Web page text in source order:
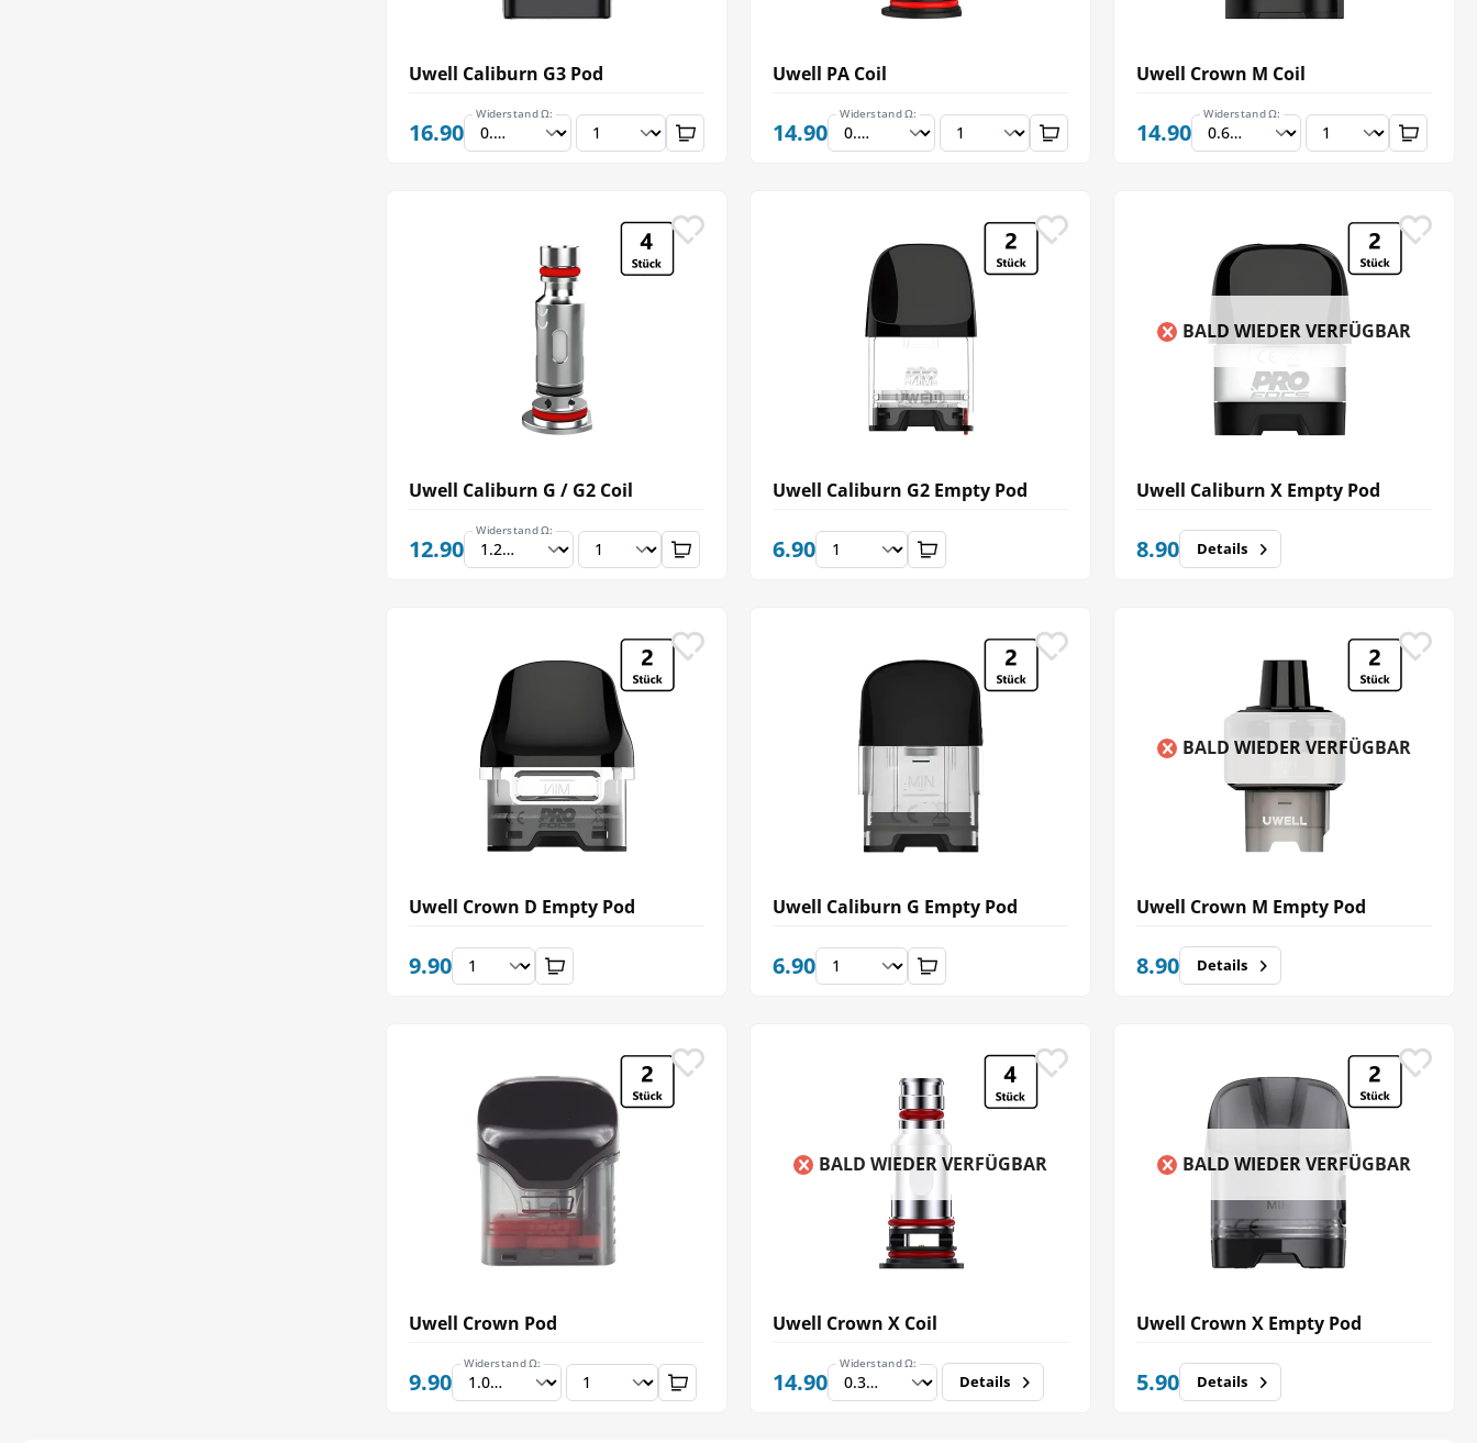
Uwell Caliburn G3 Pod
16.90
Widerstand Ω:
Uwell PA Coil
14.90
Widerstand Ω:
Uwell Crown M Coil
14.90
Widerstand Ω:
Uwell Caliburn G / G2 Coil
12.90
Widerstand Ω:
Uwell Caliburn G2 Empty Pod
6.90
BALD WIEDER VERFÜGBAR
Uwell Caliburn X Empty Pod
8.90 Details
Uwell Crown D Empty Pod
9.90
Uwell Caliburn G Empty Pod
6.90
BALD WIEDER VERFÜGBAR
Uwell Crown M Empty Pod
8.90 Details
Uwell Crown Pod
9.90
Widerstand Ω:
BALD WIEDER VERFÜGBAR
Uwell Crown X Coil
14.90
Widerstand Ω:
Details
BALD WIEDER VERFÜGBAR
Uwell Crown X Empty Pod
5.90 Details